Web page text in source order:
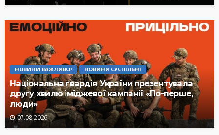
НОВИНИ ВАЖЛИВО! НОВИНИ СУСПІЛЬНІ
Національна гвардія України презентувала
другу хвилю іміджевої кампанії «По-перше,
люди»
07.08.2026